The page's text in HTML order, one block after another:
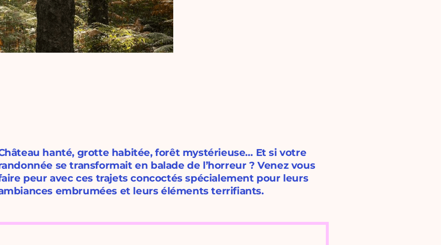
hanté, grotte habitée, forêt mystérieuse… Et si votre
se transformait en balade de l’horreur ? Venez vous
peur avec ces trajets concoctés spécialement pour leurs
embrumées et leurs éléments terrifiants.